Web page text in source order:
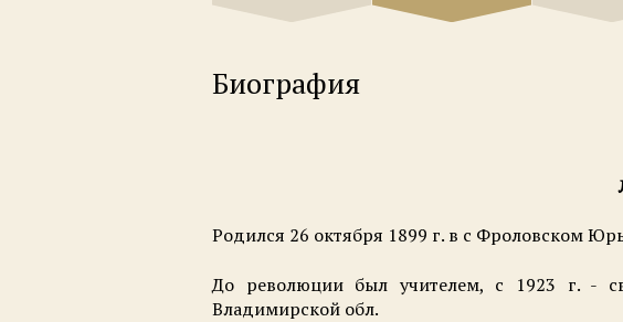
Биография
Родился 26 октября 1899 г. в с Фроловском
До революции был учителем, с 1923 г. -
Владимирской обл.